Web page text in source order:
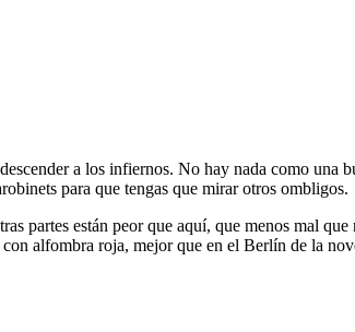
a los infiernos. No hay nada como una
para que tengas que mirar otros ombligos.
partes están peor que aquí, que menos mal
alfombra roja, mejor que en el Berlín de la